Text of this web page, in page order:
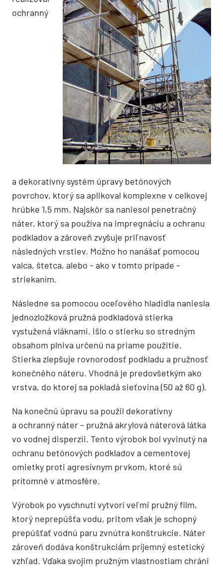
ochranný
a dekoratívny systém úpravy betónových
povrchov, ktorý sa aplikoval komplexne v celkovej
hrúbke 1,5 mm. Najskôr sa naniesol penetračný
náter, ktorý sa používa na impregnáciu a ochranu
podkladov a zároveň zvyšuje priľnavosť
následných vrstiev. Možno ho nanášať pomocou
valca, štetca, alebo – ako v tomto prípade –
striekaním.
Následne sa pomocou oceľového hladidla naniesla
jednozložková pružná podkladová stierka
vystužená vláknami. Išlo o stierku so stredným
obsahom plniva určenú na priame použitie.
Stierka zlepšuje rovnorodosť podkladu a pružnosť
konečného náteru. Vhodná je predovšetkým ako
vrstva, do ktorej sa pokladá sieťovina (50 až 60 g).
Na konečnú úpravu sa použil dekoratívny
a ochranný náter – pružná akrylová náterová látka
vo vodnej disperzii. Tento výrobok bol vyvinutý na
ochranu betónových podkladov a cementovej
omietky proti agresívnym prvkom, ktoré sú
prítomné v atmosfére.
Výrobok po vyschnutí vytvorí veľmi pružný film,
ktorý neprepúšťa vodu, pritom však je schopný
prepúšťať vodnú paru zvnútra konštrukcie. Náter
zároveň dodáva konštrukciám príjemný estetický
vzhľad. Vďaka svojim pružným vlastnostiam chráni